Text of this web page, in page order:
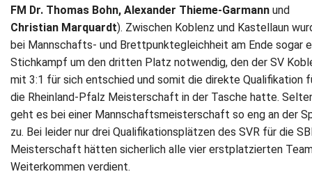
FM Dr. Thomas Bohn, Alexander Thieme-Garmann und
Christian Marquardt). Zwischen Koblenz und Kastellaun
bei Mannschafts- und Brettpunktegleichheit am Ende sogar
Stichkampf um den dritten Platz notwendig, den der SV
mit 3:1 für sich entschied und somit die direkte Qualifikation
die Rheinland-Pfalz Meisterschaft in der Tasche hatte.
geht es bei einer Mannschaftsmeisterschaft so eng an der
zu. Bei leider nur drei Qualifikationsplätzen des SVR für die
Meisterschaft hätten sicherlich alle vier erstplatzierten
Weiterkommen verdient.